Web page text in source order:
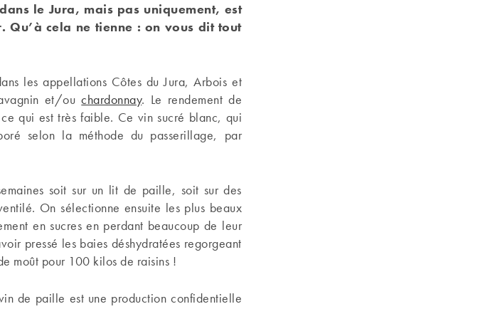
le Jura, mais pas uniquement, est
cela ne tienne : on vous dit tout
les appellations Côtes du Jura, Arbois et
et/ouchardonnay. Le rendement de
qui est très faible. Ce vin sucré blanc, qui
selon la méthode du passerillage, par
soit sur un lit de paille, soit sur des
On sélectionne ensuite les plus beaux
en sucres en perdant beaucoup de leur
pressé les baies déshydratées regorgeant
moût pour 100 kilos de raisins !
de paille est une production confidentielle